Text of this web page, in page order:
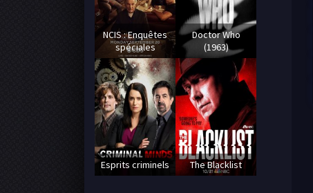
NCIS : Enquêtes
spéciales
Doctor Who
(1963)
Esprits criminels The Blacklist